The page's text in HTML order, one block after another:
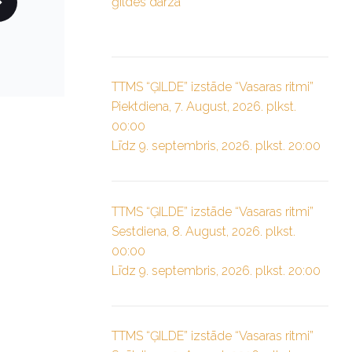
TTMS “ĢILDE” izstāde “Vasaras ritmi”
Piektdiena, 7. August, 2026. plkst.
00:00
Līdz 9. septembris, 2026. plkst. 20:00
TTMS “ĢILDE” izstāde “Vasaras ritmi”
Sestdiena, 8. August, 2026. plkst.
00:00
Līdz 9. septembris, 2026. plkst. 20:00
TTMS “ĢILDE” izstāde “Vasaras ritmi”